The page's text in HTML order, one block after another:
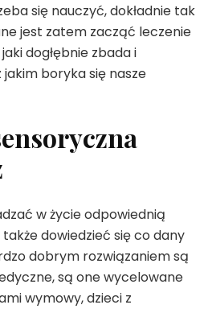
się nauczyć, dokładnie tak
jest zatem zacząć leczenie
dogłębnie zbada i
boryka się nasze
w życie odpowiednią
dowiedzieć się co dany
dobrym rozwiązaniem są
są one wycelowane
wymowy, dzieci z